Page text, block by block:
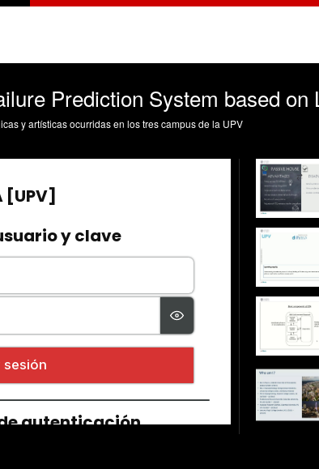
Prediction System based on
y artísticas ocurridas en los tres campus de la UPV